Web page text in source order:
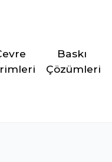
Baskı
Çözümleri